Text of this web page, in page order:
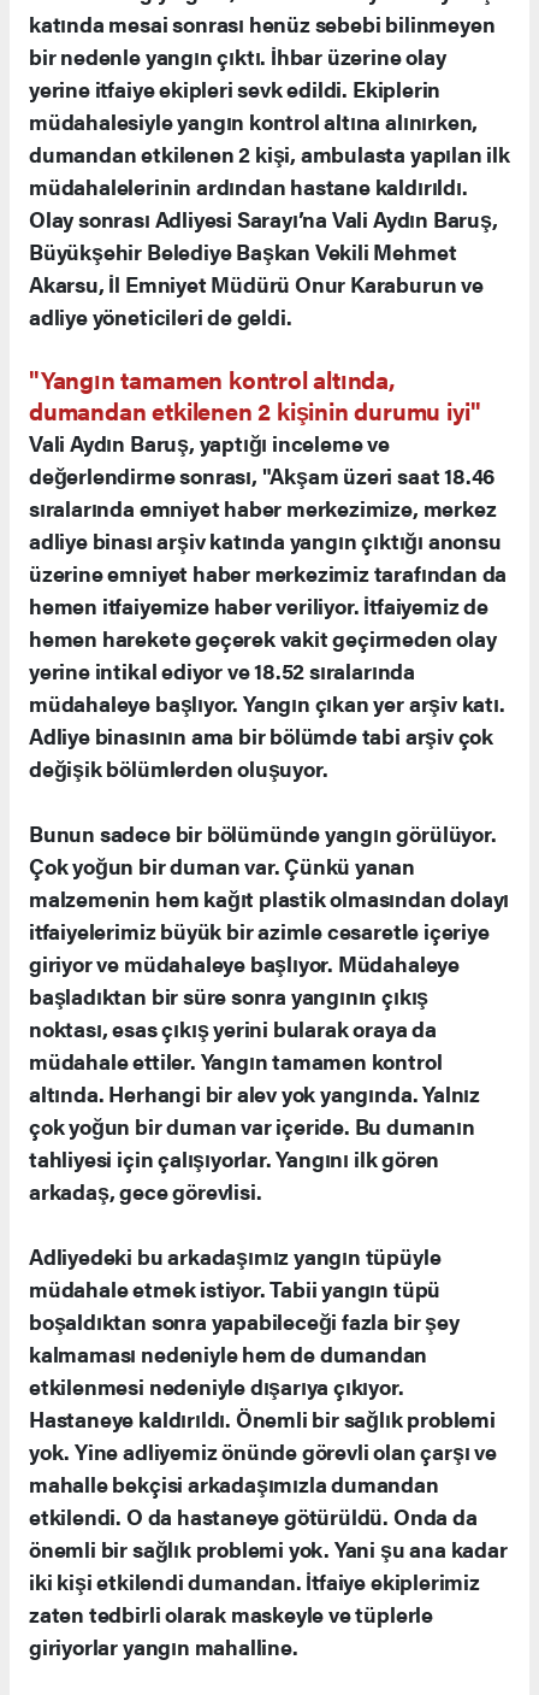
katında mesai sonrası henüz sebebi bilinmeyen
bir nedenle yangın çıktı. İhbar üzerine olay
yerine itfaiye ekipleri sevk edildi. Ekiplerin
müdahalesiyle yangın kontrol altına alınırken,
dumandan etkilenen 2 kişi, ambulasta yapılan ilk
müdahalelerinin ardından hastane kaldırıldı.
Olay sonrası Adliyesi Sarayı’na Vali Aydın Baruş,
Büyükşehir Belediye Başkan Vekili Mehmet
Akarsu, İl Emniyet Müdürü Onur Karaburun ve
adliye yöneticileri de geldi.
"Yangın tamamen kontrol altında,
dumandan etkilenen 2 kişinin durumu iyi"
Vali Aydın Baruş, yaptığı inceleme ve
değerlendirme sonrası, "Akşam üzeri saat 18.46
sıralarında emniyet haber merkezimize, merkez
adliye binası arşiv katında yangın çıktığı anonsu
üzerine emniyet haber merkezimiz tarafından da
hemen itfaiyemize haber veriliyor. İtfaiyemiz de
hemen harekete geçerek vakit geçirmeden olay
yerine intikal ediyor ve 18.52 sıralarında
müdahaleye başlıyor. Yangın çıkan yer arşiv katı.
Adliye binasının ama bir bölümde tabi arşiv çok
değişik bölümlerden oluşuyor.
Bunun sadece bir bölümünde yangın görülüyor.
Çok yoğun bir duman var. Çünkü yanan
malzemenin hem kağıt plastik olmasından dolayı
itfaiyelerimiz büyük bir azimle cesaretle içeriye
giriyor ve müdahaleye başlıyor. Müdahaleye
başladıktan bir süre sonra yangının çıkış
noktası, esas çıkış yerini bularak oraya da
müdahale ettiler. Yangın tamamen kontrol
altında. Herhangi bir alev yok yangında. Yalnız
çok yoğun bir duman var içeride. Bu dumanın
tahliyesi için çalışıyorlar. Yangını ilk gören
arkadaş, gece görevlisi.
Adliyedeki bu arkadaşımız yangın tüpüyle
müdahale etmek istiyor. Tabii yangın tüpü
boşaldıktan sonra yapabileceği fazla bir şey
kalmaması nedeniyle hem de dumandan
etkilenmesi nedeniyle dışarıya çıkıyor.
Hastaneye kaldırıldı. Önemli bir sağlık problemi
yok. Yine adliyemiz önünde görevli olan çarşı ve
mahalle bekçisi arkadaşımızla dumandan
etkilendi. O da hastaneye götürüldü. Onda da
önemli bir sağlık problemi yok. Yani şu ana kadar
iki kişi etkilendi dumandan. İtfaiye ekiplerimiz
zaten tedbirli olarak maskeyle ve tüplerle
giriyorlar yangın mahalline.